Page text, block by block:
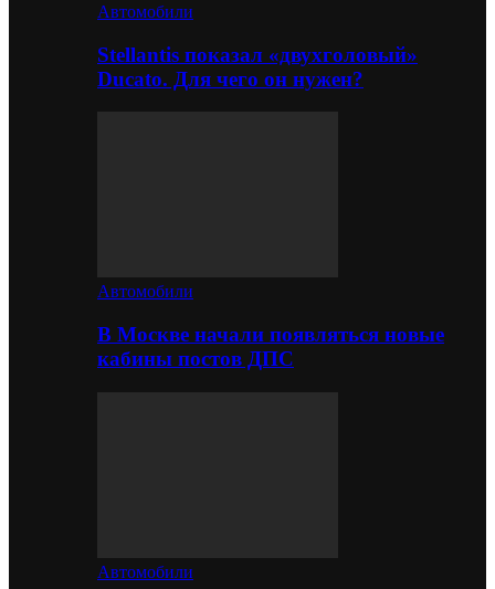
Автомобили
Stellantis показал «двухголовый»
Ducato. Для чего он нужен?
Автомобили
В Москве начали появляться новые
кабины постов ДПС
Автомобили